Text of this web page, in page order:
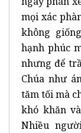
mọi xác
không
hạnh phúc
nhưng để
Chúa như
tăm tối mà
khó khăn
Nhiều